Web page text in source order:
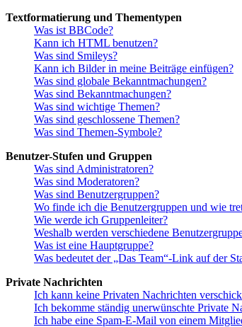
Textformatierung und Thementypen
Was ist BBCode?
Kann ich HTML benutzen?
Was sind Smileys?
Kann ich Bilder in meine Beiträge einfügen?
Was sind globale Bekanntmachungen?
Was sind Bekanntmachungen?
Was sind wichtige Themen?
Was sind geschlossene Themen?
Was sind Themen-Symbole?
Benutzer-Stufen und Gruppen
Was sind Administratoren?
Was sind Moderatoren?
Was sind Benutzergruppen?
Wo finde ich die Benutzergruppen und wie
Wie werde ich Gruppenleiter?
Weshalb werden verschiedene
Was ist eine Hauptgruppe?
Was bedeutet der „Das Team“-Link auf der
Private Nachrichten
Ich kann keine Privaten Nachrichten
Ich bekomme ständig unerwünschte Private
Ich habe eine Spam-E-Mail von einem